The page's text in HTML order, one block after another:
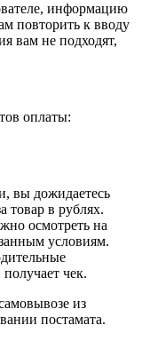
информацию
повторить к вводу
вам не подходят,
оплаты:
вы дожидаетесь
товар в рублях.
осмотреть на
условиям.
чек.
из
постамата.